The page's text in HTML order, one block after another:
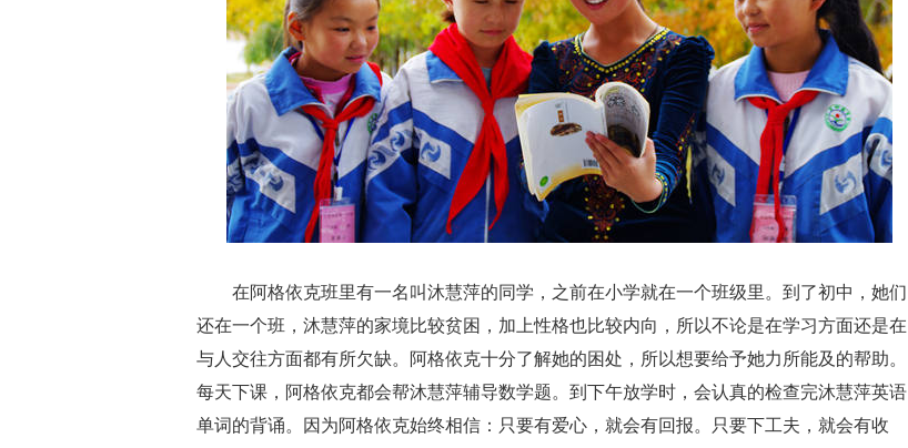
在阿格依克班里有一名叫沐慧萍的同学，之前在小学就在一个班级里。到了初中，她们
还在一个班，沐慧萍的家境比较贫困，加上性格也比较内向，所以不论是在学习方面还是在
与人交往方面都有所欠缺。阿格依克十分了解她的困处，所以想要给予她力所能及的帮助。
每天下课，阿格依克都会帮沐慧萍辅导数学题。到下午放学时，会认真的检查完沐慧萍英语
单词的背诵。因为阿格依克始终相信：只要有爱心，就会有回报。只要下工夫，就会有收